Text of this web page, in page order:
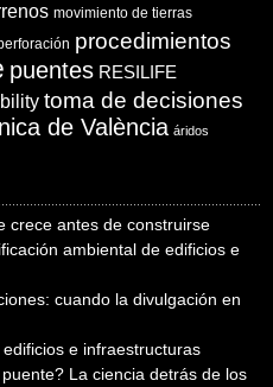
movimiento de tierras
procedimientos
puentes RESILIFE
toma de decisiones
de València áridos
crece antes de construirse
ambiental de edificios e
cuando la divulgación en
e infraestructuras
La ciencia detrás de los